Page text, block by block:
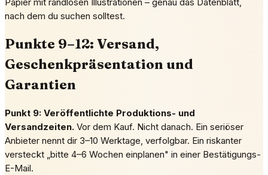
nach dem du suchen solltest.
Punkte 9–12: Versand,
Geschenkpräsentation und
Garantien
Punkt 9: Veröffentlichte Produktions- und
Versandzeiten. Vor dem Kauf. Nicht danach. Ein seriöser
Anbieter nennt dir 3–10 Werktage, verfolgbar. Ein riskanter
versteckt „bitte 4–6 Wochen einplanen" in einer Bestätigungs-
E-Mail.